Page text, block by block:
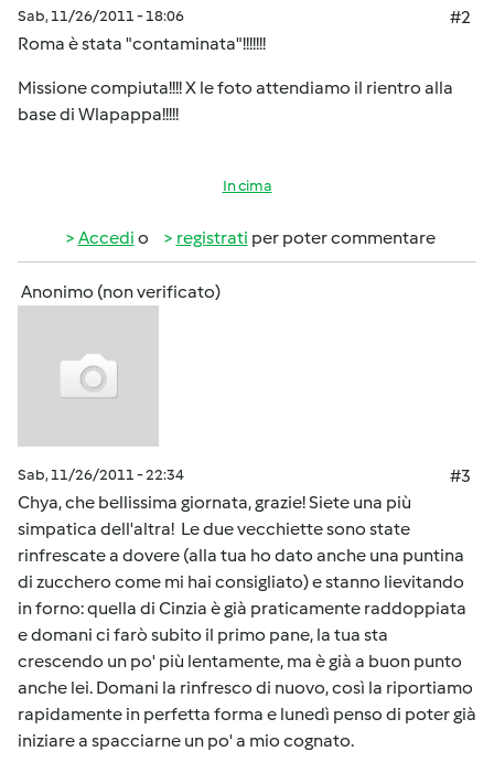
Sab, 11/26/2011 - 18:06
#2
Roma è stata "contaminata"!!!!!!!
Missione compiuta!!!! X le foto attendiamo il rientro alla
base di Wlapappa!!!!!
In cima
Accedi o registrati per poter commentare
Anonimo (non verificato)
Sab, 11/26/2011 - 22:34
#3
Chya, che bellissima giornata, grazie! Siete una più
simpatica dell'altra! Le due vecchiette sono state
rinfrescate a dovere (alla tua ho dato anche una puntina
di zucchero come mi hai consigliato) e stanno lievitando
in forno: quella di Cinzia è già praticamente raddoppiata
e domani ci farò subito il primo pane, la tua sta
crescendo un po' più lentamente, ma è già a buon punto
anche lei. Domani la rinfresco di nuovo, così la riportiamo
rapidamente in perfetta forma e lunedì penso di poter già
iniziare a spacciarne un po' a mio cognato.